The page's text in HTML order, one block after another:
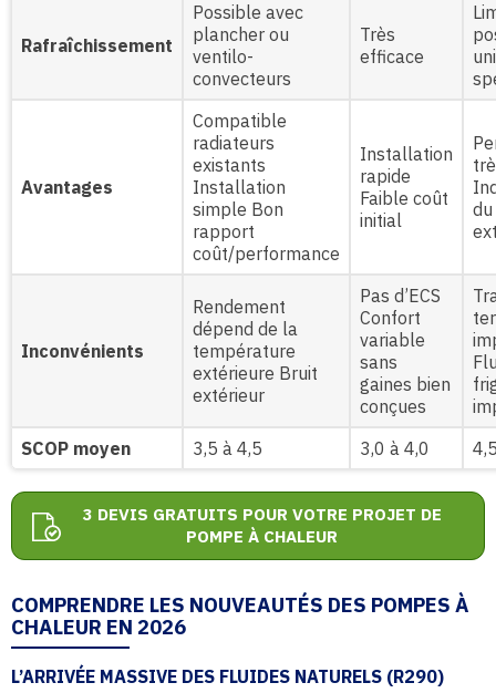
Rafraîchissement
Possible avec
plancher ou
ventilo-
convecteurs
Très
efficace
Avantages
Compatible
radiateurs
existants
Installation
simple Bon
rapport
coût/performance
Installation
rapide
Faible coût
initial
Inconvénients
Rendement
dépend de la
température
extérieure Bruit
extérieur
Pas d’ECS
Confort
variable
sans
gaines bien
conçues
SCOP moyen
3,5 à 4,5 3,0 à 4,0
3 DEVIS GRATUITS POUR VOTRE PROJET DE
POMPE À CHALEUR
COMPRENDRE LES NOUVEAUTÉS DES POMPES À
CHALEUR EN 2026
L’ARRIVÉE MASSIVE DES FLUIDES NATURELS (R290)